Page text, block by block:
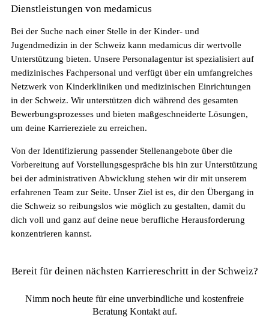
Sind in Deutschland ausgebildete
Pflegefachpersonen in der Schweiz bevorzugt?
Fachkräftemangel in Gesundheitsberufen 2026
Dienstleistungen von medamicus
Bei der Suche nach einer Stelle in der Kinder- und
Jugendmedizin in der Schweiz kann medamicus dir wertvolle
Unterstützung bieten. Unsere Personalagentur ist spezialisiert auf
medizinisches Fachpersonal und verfügt über ein umfangreiches
Netzwerk von Kinderkliniken und medizinischen Einrichtungen
in der Schweiz. Wir unterstützen dich während des gesamten
Bewerbungsprozesses und bieten maßgeschneiderte Lösungen,
um deine Karriereziele zu erreichen.
Von der Identifizierung passender Stellenangebote über die
Vorbereitung auf Vorstellungsgespräche bis hin zur Unterstützung
bei der administrativen Abwicklung stehen wir dir mit unserem
erfahrenen Team zur Seite. Unser Ziel ist es, dir den Übergang in
die Schweiz so reibungslos wie möglich zu gestalten, damit du
dich voll und ganz auf deine neue berufliche Herausforderung
konzentrieren kannst.
Bereit für deinen nächsten Karriereschritt in der Schweiz?
Nimm noch heute für eine unverbindliche und kostenfreie
Beratung Kontakt auf.